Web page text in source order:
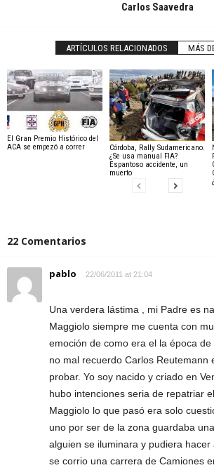
Carlos Saavedra
ARTÍCULOS RELACIONADOS MÁS
El Gran Premio Histórico del
ACA se empezó a correr
Córdoba, Rally Sudamericano.
¿Se usa manual FIA?
Espantoso accidente, un
muerto
22 Comentarios
pablo 22/06/2011 at 21:04
Una verdera lástima , mi Padre es
Maggiolo siempre me cuenta con
emoción de como era el la época
no mal recuerdo Carlos Reutemann
probar. Yo soy nacido y criado en
hubo intenciones seria de repatriar
Maggiolo lo que pasó era solo
uno por ser de la zona guardaba
alguien se iluminara y pudiera
se corrio una carrera de Camiones